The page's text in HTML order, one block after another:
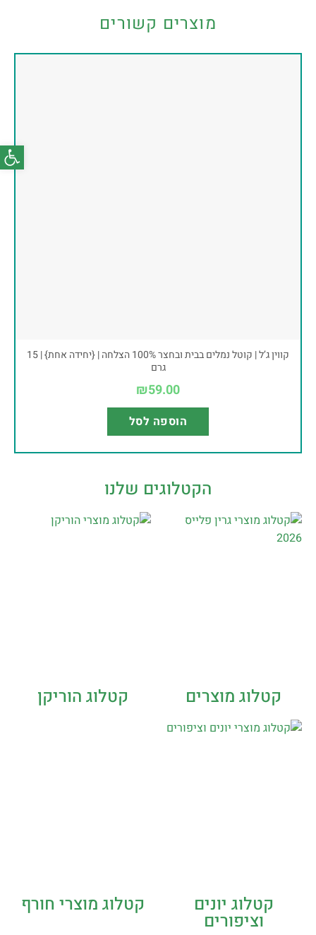
מוצרים קשורים
קווין ג’ל | קוטל נמלים בבית ובחצר 100% הצלחה | {יחידה אחת} | 15
גרם
₪59.00
הוספה לסל
הקטלוגים שלנו
קטלוג מוצרים קטלוג הוריקן
קטלוג יונים
וציפורים
קטלוג מוצרי חורף
פתח